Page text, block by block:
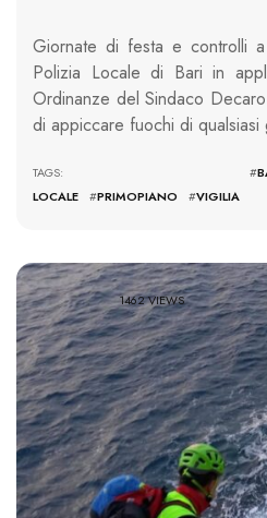
Giornate di festa e controlli
Polizia Locale di Bari in
Ordinanze del Sindaco
di appiccare fuochi di
TAGS: #
LOCALE
#PRIMOPIANO #VIGILIA
1462 VIEWS